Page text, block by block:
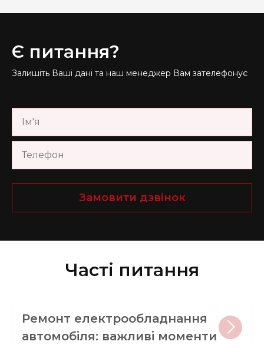
Є питання?
Залишіть Ваші дані та наш менеджер Вам зателефонує
Замовити дзвінок
Часті питання
Ремонт електрообладнання
автомобіля: важливі моменти